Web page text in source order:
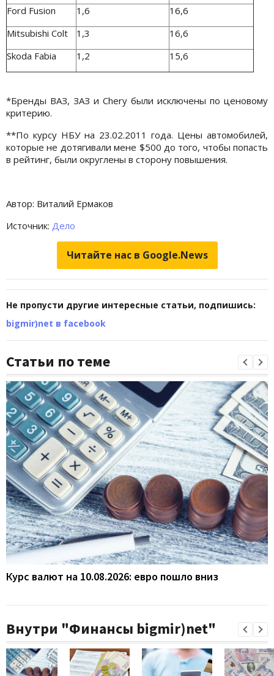
Ford Fusion
1,6
16,6
Mitsubishi Colt
1,3
16,6
Skoda Fabia
1,2 15,6
*Бренды ВАЗ, ЗАЗ и Chery были исключены по ценовому
критерию.
**По курсу НБУ на 23.02.2011 года. Цены автомобилей,
которые не дотягивали мене $500 до того, чтобы попасть
в рейтинг, были округлены в сторону повышения.
Автор: Виталий Ермаков
Источник: Дело
Читайте нас в Google.News
Не пропусти другие интересные статьи, подпишись:
bigmir)net в facebook
Статьи по теме
Курс валют на 10.08.2026: евро пошло вниз
Внутри "Финансы bigmir)net"